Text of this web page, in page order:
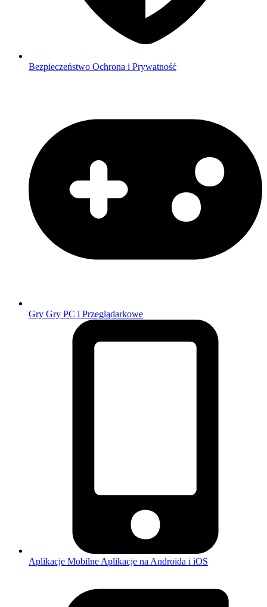
Bezpieczeństwo Ochrona i Prywatność
Gry Gry PC i Przeglądarkowe
Aplikacje Mobilne Aplikacje na Androida i iOS